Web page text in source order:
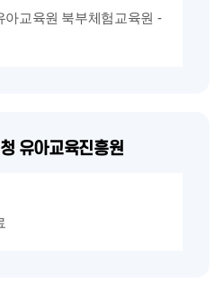
아교육원 북부체험교육원 -
유아교육진흥원